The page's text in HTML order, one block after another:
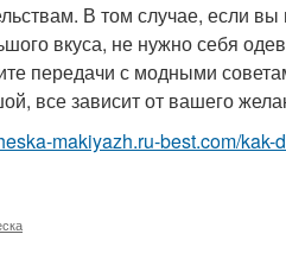
В том случае, если
вкуса, не нужно себя
передачи с модными
все зависит от вашего
makiyazh.ru-best.com/kak-